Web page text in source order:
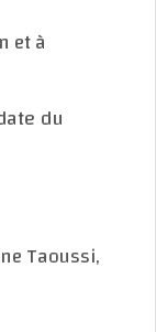
et à
date du
Taoussi,